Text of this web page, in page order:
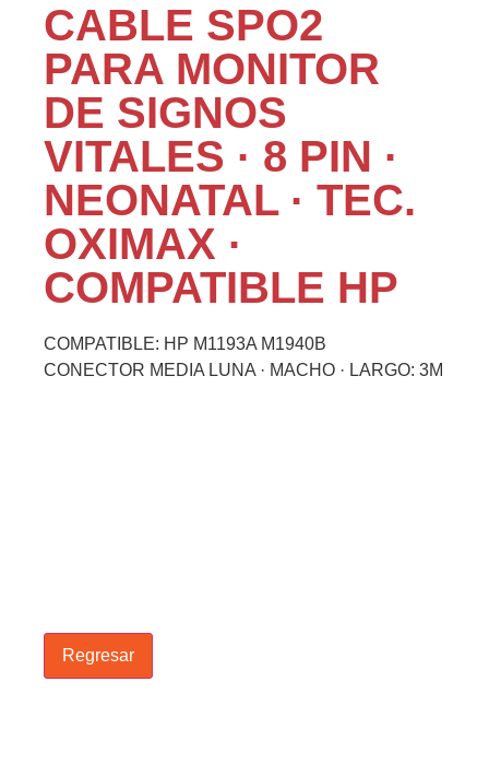
CABLE SPO2
PARA MONITOR
DE SIGNOS
VITALES · 8 PIN ·
NEONATAL · TEC.
OXIMAX ·
COMPATIBLE HP
COMPATIBLE: HP M1193A M1940B
CONECTOR MEDIA LUNA · MACHO · LARGO: 3M
Regresar